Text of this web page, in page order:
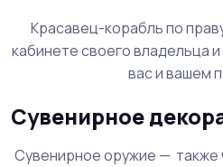
Красавец-корабль по
кабинете своего владельца
вас и вашем
Сувенирное
Сувенирное оружие — также